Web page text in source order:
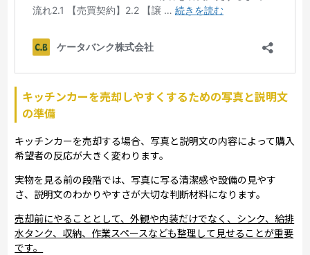
キッチンカーを売却しやすくするための写真と説明文
の準備
キッチンカーを売却する場合、写真と説明文の内容によって購入
希望者の反応が大きく変わります。
実物を見る前の段階では、写真に写る清潔感や設備の見やす
さ、説明文のわかりやすさが大切な判断材料になります。
売却前にやることとして、外観や内装だけでなく、シンク、給排
水タンク、収納、作業スペースなども整理して見せることが重要
です。